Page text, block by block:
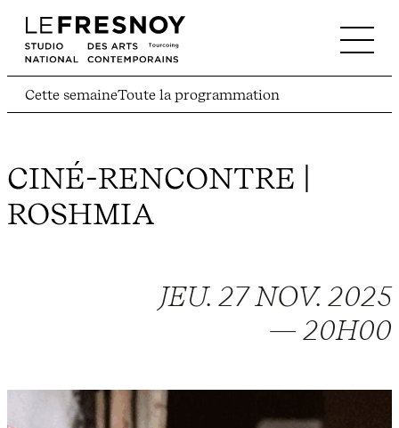
Cette semaineToute la programmation
CINÉ-RENCONTRE |
ROSHMIA
JEU. 27 NOV. 2025
— 20H00